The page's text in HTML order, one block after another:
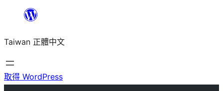
主
要
內
Taiwan 正體中文
取得 WordPress